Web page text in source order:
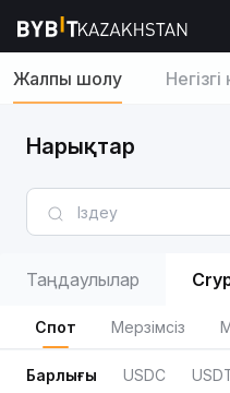
Жалпы шолу
Нарықтар
Таңдаулылар
Спот Мерзімсіз
Барлығы USDC